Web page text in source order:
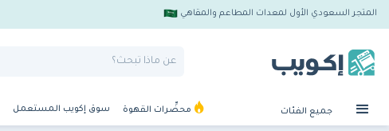
المتجر السعودي الأول لمعدات المطاعم والمقاهي
جميع الفئات محضِّرات القهوة سوق إكويب المستعمل